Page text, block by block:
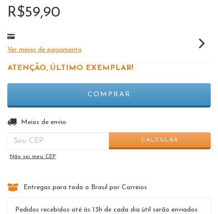
R$59,90
Ver meios de pagamento
ATENÇÃO, ÚLTIMO EXEMPLAR!
Entregas para o CEP:
Meios de envio
CALCULAR
Não sei meu CEP
Entregas para todo o Brasil por Correios
Pedidos recebidos até às 13h de cada dia útil serão enviados